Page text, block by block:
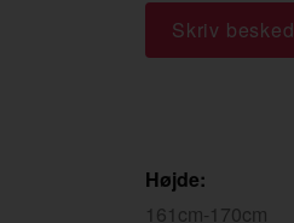
Skriv besked
Højde:
161cm-170cm